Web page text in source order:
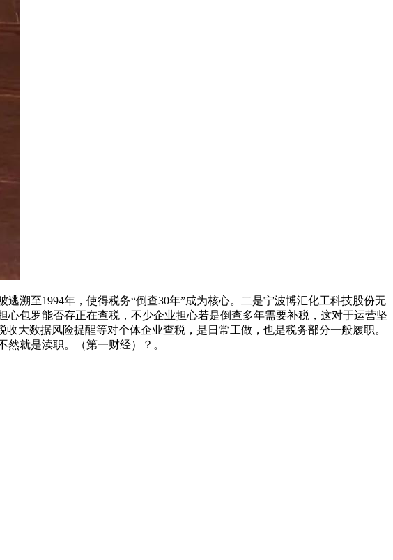
至1994年，使得税务“倒查30年”成为核心。二是宁波博汇化工科技股份无
包罗能否存正在查税，不少企业担心若是倒查多年需要补税，这对于运营坚
大数据风险提醒等对个体企业查税，是日常工做，也是税务部分一般履职。
就是渎职。（第一财经）？。